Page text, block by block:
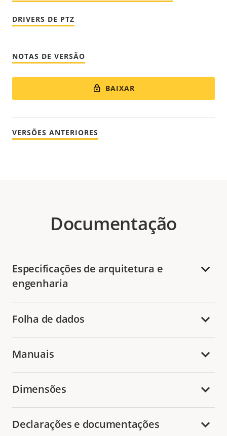
DRIVERS DE PTZ
NOTAS DE VERSÃO
BAIXAR
VERSÕES ANTERIORES
Documentação
Especificações de arquitetura e
engenharia
Folha de dados
Manuais
Dimensões
Declarações e documentações